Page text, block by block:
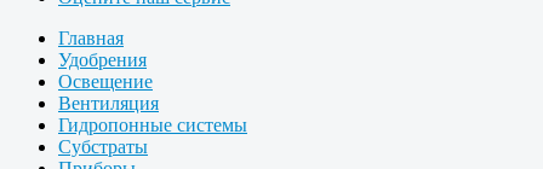
Главная
Удобрения
Освещение
Вентиляция
Гидропонные системы
Субстраты